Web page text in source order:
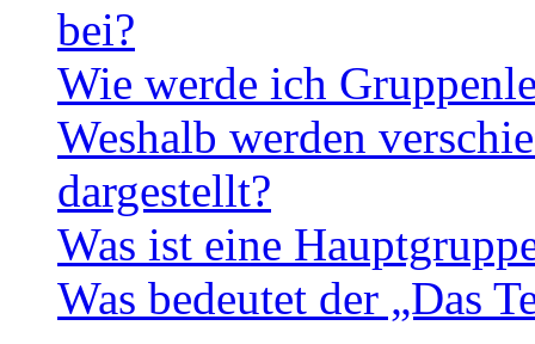
bei?
Wie werde ich
Weshalb werden
dargestellt?
Was ist eine
Was bedeutet der „Das